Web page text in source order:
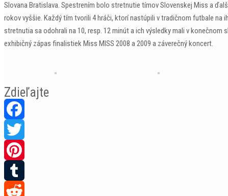
Slovana Bratislava. Spestrením bolo stretnutie tímov Slovenskej Miss a
rokov vyššie. Každý tím tvorili 4 hráči, ktorí nastúpili v tradičnom futbale na
stretnutia sa odohrali na 10, resp. 12 minút a ich výsledky mali v
exhibičný zápas finalistiek Miss MISS 2008 a 2009 a záverečný koncert.
Zdieľajte
Facebook
Twitter
Pinterest
Tumblr